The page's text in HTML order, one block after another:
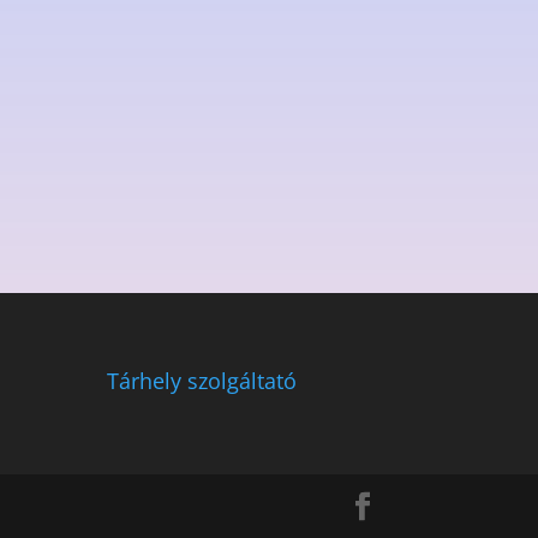
Tárhely szolgáltató